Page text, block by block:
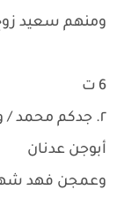
ومنهم سعيد
6 ت
٢. جدكم محمد / وعندة ٣ أولاد ،،
أبوجن عدنان
وعمجن فهد